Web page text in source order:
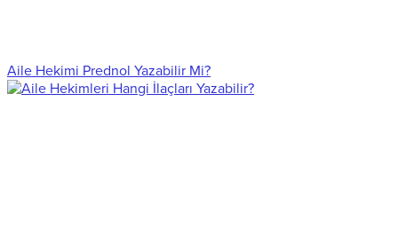
Aile Hekimi Prednol Yazabilir Mi?